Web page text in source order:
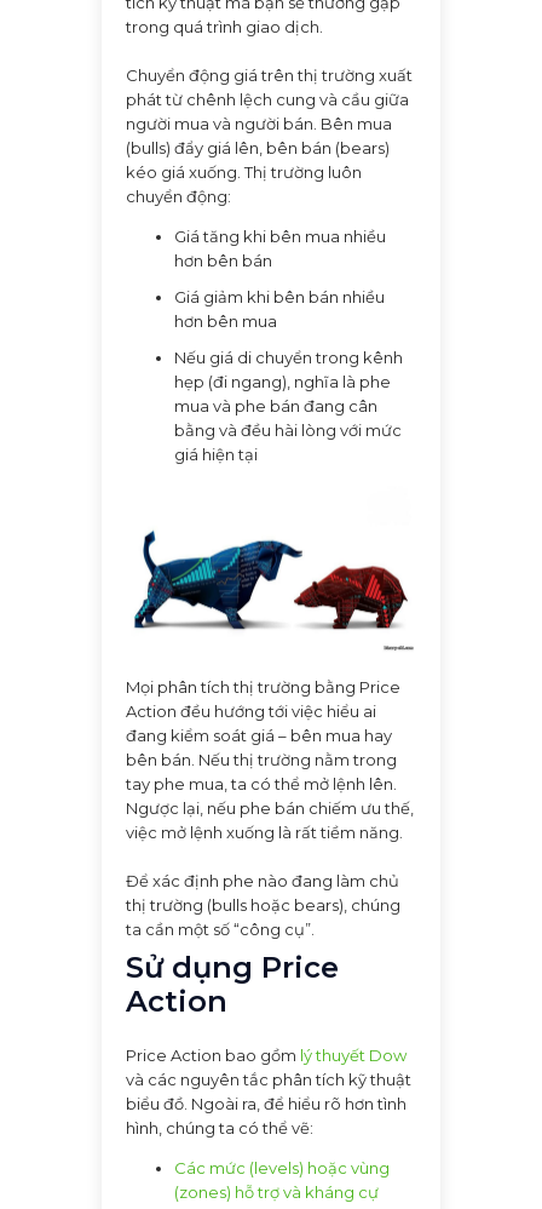
trong quá trình giao dịch.
Chuyển động giá trên thị trường xuất
phát từ chênh lệch cung và cầu giữa
người mua và người bán. Bên mua
(bulls) đẩy giá lên, bên bán (bears)
kéo giá xuống. Thị trường luôn
chuyển động:
Giá tăng khi bên mua nhiều
hơn bên bán
Giá giảm khi bên bán nhiều
hơn bên mua
Nếu giá di chuyển trong kênh
hẹp (đi ngang), nghĩa là phe
mua và phe bán đang cân
bằng và đều hài lòng với mức
giá hiện tại
Mọi phân tích thị trường bằng Price
Action đều hướng tới việc hiểu ai
đang kiểm soát giá – bên mua hay
bên bán. Nếu thị trường nằm trong
tay phe mua, ta có thể mở lệnh lên.
Ngược lại, nếu phe bán chiếm ưu thế,
việc mở lệnh xuống là rất tiềm năng.
Để xác định phe nào đang làm chủ
thị trường (bulls hoặc bears), chúng
ta cần một số “công cụ”.
Sử dụng Price
Action
Price Action bao gồm lý thuyết Dow
và các nguyên tắc phân tích kỹ thuật
biểu đồ. Ngoài ra, để hiểu rõ hơn tình
hình, chúng ta có thể vẽ:
Các mức (levels) hoặc vùng
(zones) hỗ trợ và kháng cự